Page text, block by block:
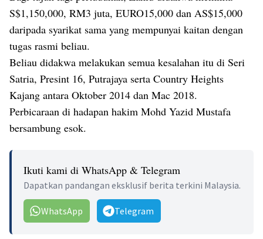
S$1,150,000, RM3 juta, EURO15,000 dan AS$15,000
daripada syarikat sama yang mempunyai kaitan dengan
tugas rasmi beliau.
Beliau didakwa melakukan semua kesalahan itu di Seri
Satria, Presint 16, Putrajaya serta Country Heights
Kajang antara Oktober 2014 dan Mac 2018.
Perbicaraan di hadapan hakim Mohd Yazid Mustafa
bersambung esok.
Ikuti kami di WhatsApp & Telegram
Dapatkan pandangan eksklusif berita terkini Malaysia.
WhatsApp Telegram